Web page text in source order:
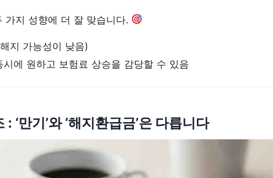
가지 성향에 더 잘 맞습니다.
지 가능성이 낮음)
시에 원하고 보험료 상승을 감당할 수 있음
‘만기’와 ‘해지환급금’은 다릅니다